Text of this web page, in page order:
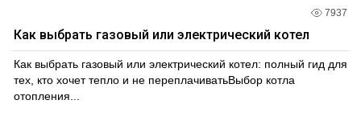
7937
Как выбрать газовый или электрический котел
Как выбрать газовый или электрический котел: полный гид для
тех, кто хочет тепло и не переплачиватьВыбор котла
отопления...